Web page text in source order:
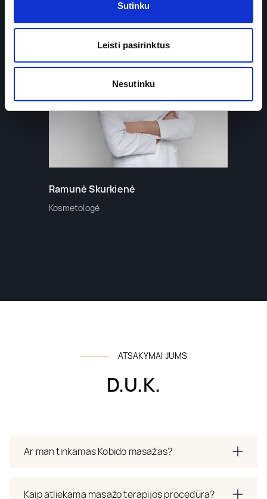
Sutinku
Leisti pasirinktus
Nesutinku
Ramunė Skurkienė
Kosmetologė
ATSAKYMAI JUMS
D.U.K.
Ar man tinkamas Kobido masažas?
Kaip atliekama masažo terapijos procedūra?